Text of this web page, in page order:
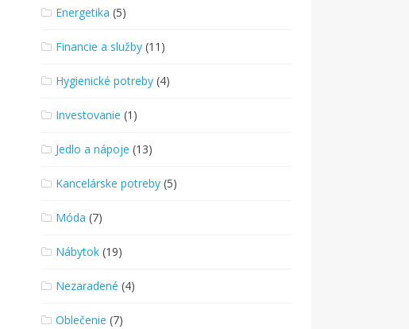
Energetika (5)
Financie a služby (11)
Hygienické potreby (4)
Investovanie (1)
Jedlo a nápoje (13)
Kancelárske potreby (5)
Móda (7)
Nábytok (19)
Nezaradené (4)
Oblečenie (7)